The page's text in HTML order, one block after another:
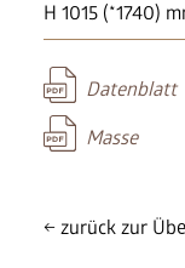
H 1015 (*1740)
Datenblatt
Masse
← zurück zur